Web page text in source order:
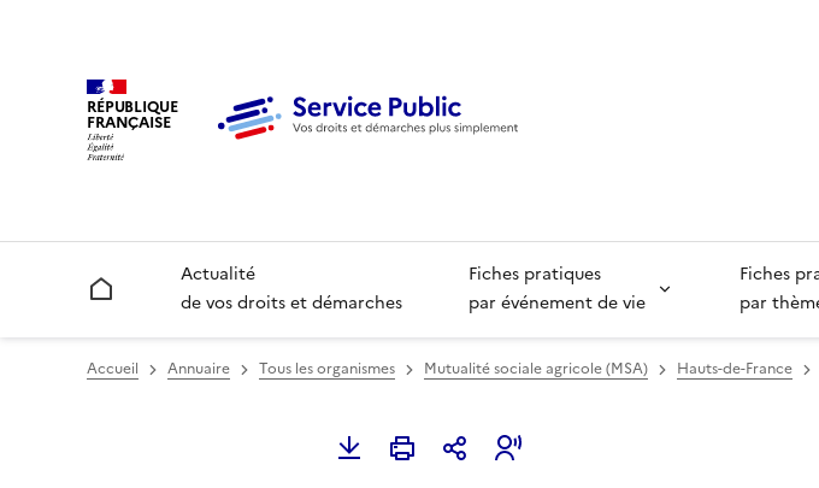
RÉPUBLIQUE
FRANÇAISE
Accueil
Actualité
de vos droits et démarches
Fiches pratiques
par événement de vie
Fiches
par
Accueil Annuaire Tous les organismes Mutualité sociale agricole (MSA) Hauts-de-France